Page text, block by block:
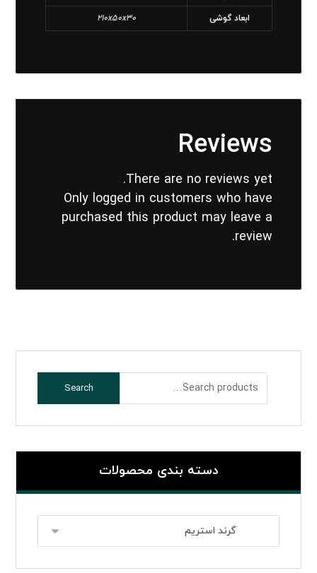
ابعاد گوشی 210x50x30
Reviews
There are no reviews yet.
Only logged in customers who have
purchased this product may leave a
review.
Search
دسته بندی محصولات